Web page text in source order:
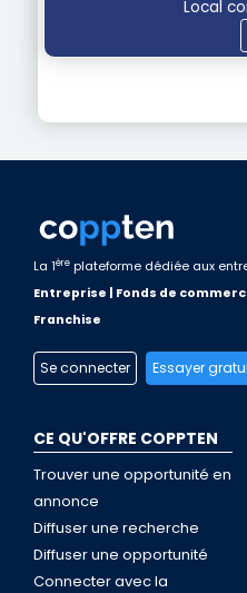
Local
La 1ère plateforme dédiée aux
Entreprise | Fonds de
Franchise
Se connecter Essayer
CE QU'OFFRE COPPTEN
Trouver une opportunité en
annonce
Diffuser une recherche
Diffuser une opportunité
Connecter avec la